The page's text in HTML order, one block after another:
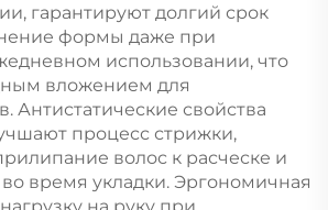
гарантируют долгий срок
формы даже при
использовании, что
вложением для
Антистатические свойства
процесс стрижки,
волос к расческе и
время укладки. Эргономичная